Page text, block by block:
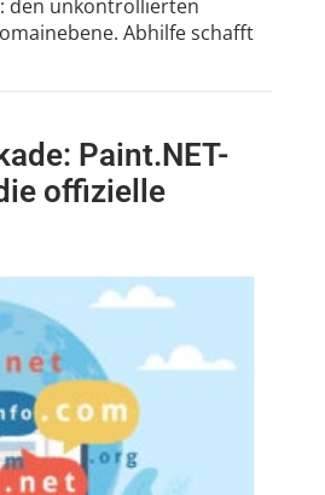
den unkontrollierten
Abhilfe schafft
Paint.NET-
offizielle